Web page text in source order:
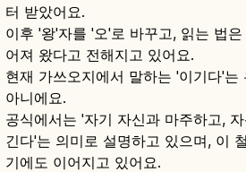
터 받았어요.
이후 '왕'자를 '오'로 바꾸고, 읽는 법
어져 왔다고 전해지고 있어요.
현재 가쓰오지에서 말하는 '이기다'는
아니에요.
공식에서는 '자기 자신과 마주하고,
긴다'는 의미로 설명하고 있으며, 이
기에도 이어지고 있어요.